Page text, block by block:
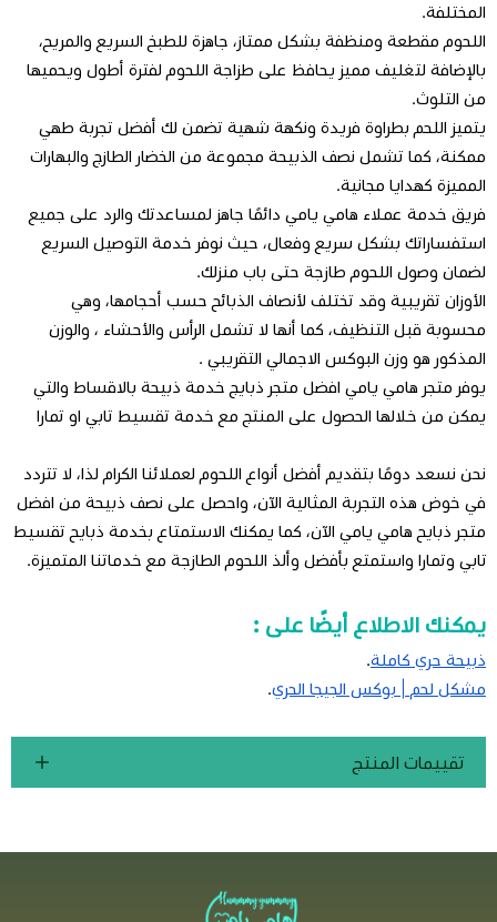
المختلفة.
اللحوم مقطعة ومنظفة بشكل ممتاز، جاهزة للطبخ السريع والمريح،
بالإضافة لتغليف مميز يحافظ على طزاجة اللحوم لفترة أطول ويحميها
من التلوث.
يتميز اللحم بطراوة فريدة ونكهة شهية تضمن لك أفضل تجربة طهي
ممكنة، كما تشمل نصف الذبيحة مجموعة من الخضار الطازج والبهارات
المميزة كهدايا مجانية.
فريق خدمة عملاء هامي يامي دائمًا جاهز لمساعدتك والرد على جميع
استفساراتك بشكل سريع وفعال، حيث نوفر خدمة التوصيل السريع
لضمان وصول اللحوم طازجة حتى باب منزلك.
الأوزان تقريبية وقد تختلف لأنصاف الذبائح حسب أحجامها، وهي
محسوبة قبل التنظيف، كما أنها لا تشمل الرأس والأحشاء ، والوزن
المذكور هو وزن البوكس الاجمالي التقريبي .
يوفر متجر هامي يامي افضل متجر ذبايج خدمة ذبيحة بالاقساط والتي
يمكن من خلالها الحصول على المنتج مع خدمة تقسيط تابي او تمارا
نحن نسعد دومًا بتقديم أفضل أنواع اللحوم لعملائنا الكرام لذا، لا تتردد
في خوض هذه التجربة المثالية الآن، واحصل على نصف ذبيحة من افضل
متجر ذبايح هامي يامي الآن، كما يمكنك الاستمتاع بخدمة ذبايح تقسيط
تابي وتمارا واستمتع بأفضل وألذ اللحوم الطازجة مع خدماتنا المتميزة.
يمكنك الاطلاع أيضًا على :
ذبيحة حري كاملة.
مشكل لحم | بوكس الجيجا الحري.
تقييمات المنتج